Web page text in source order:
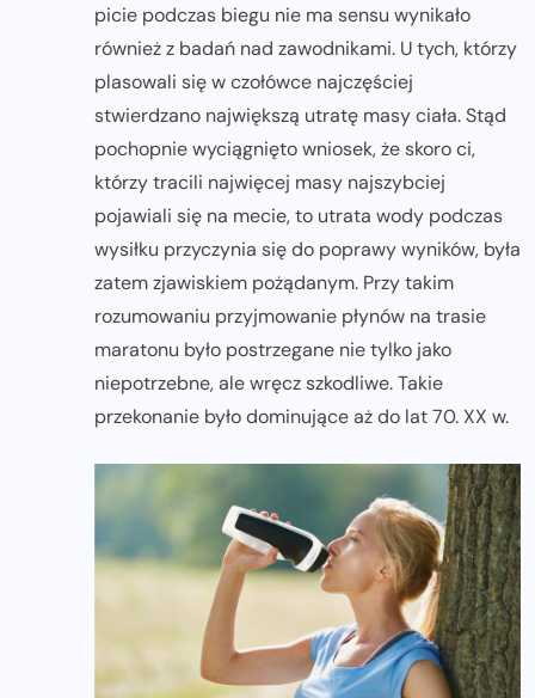
picie podczas biegu nie ma sensu wynikało
również z badań nad zawodnikami. U tych, którzy
plasowali się w czołówce najczęściej
stwierdzano największą utratę masy ciała. Stąd
pochopnie wyciągnięto wniosek, że skoro ci,
którzy tracili najwięcej masy najszybciej
pojawiali się na mecie, to utrata wody podczas
wysiłku przyczynia się do poprawy wyników, była
zatem zjawiskiem pożądanym. Przy takim
rozumowaniu przyjmowanie płynów na trasie
maratonu było postrzegane nie tylko jako
niepotrzebne, ale wręcz szkodliwe. Takie
przekonanie było dominujące aż do lat 70. XX w.